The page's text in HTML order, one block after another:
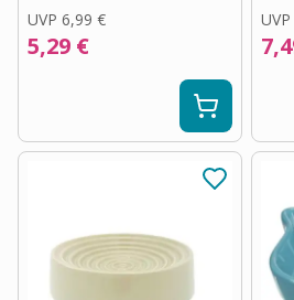
UVP 6,99 €
5,29 €
UVP